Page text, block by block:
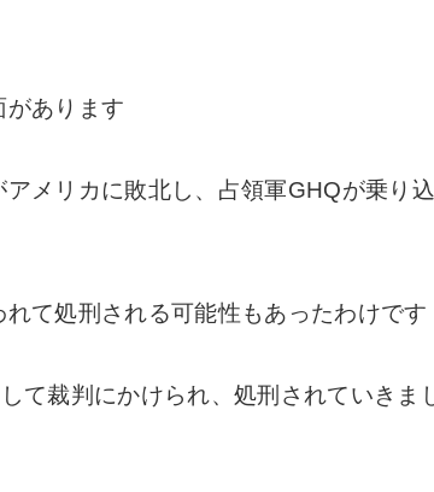
があります
メリカに敗北し、占領軍GHQが乗り
て処刑される可能性もあったわけです
て裁判にかけられ、処刑されていきま